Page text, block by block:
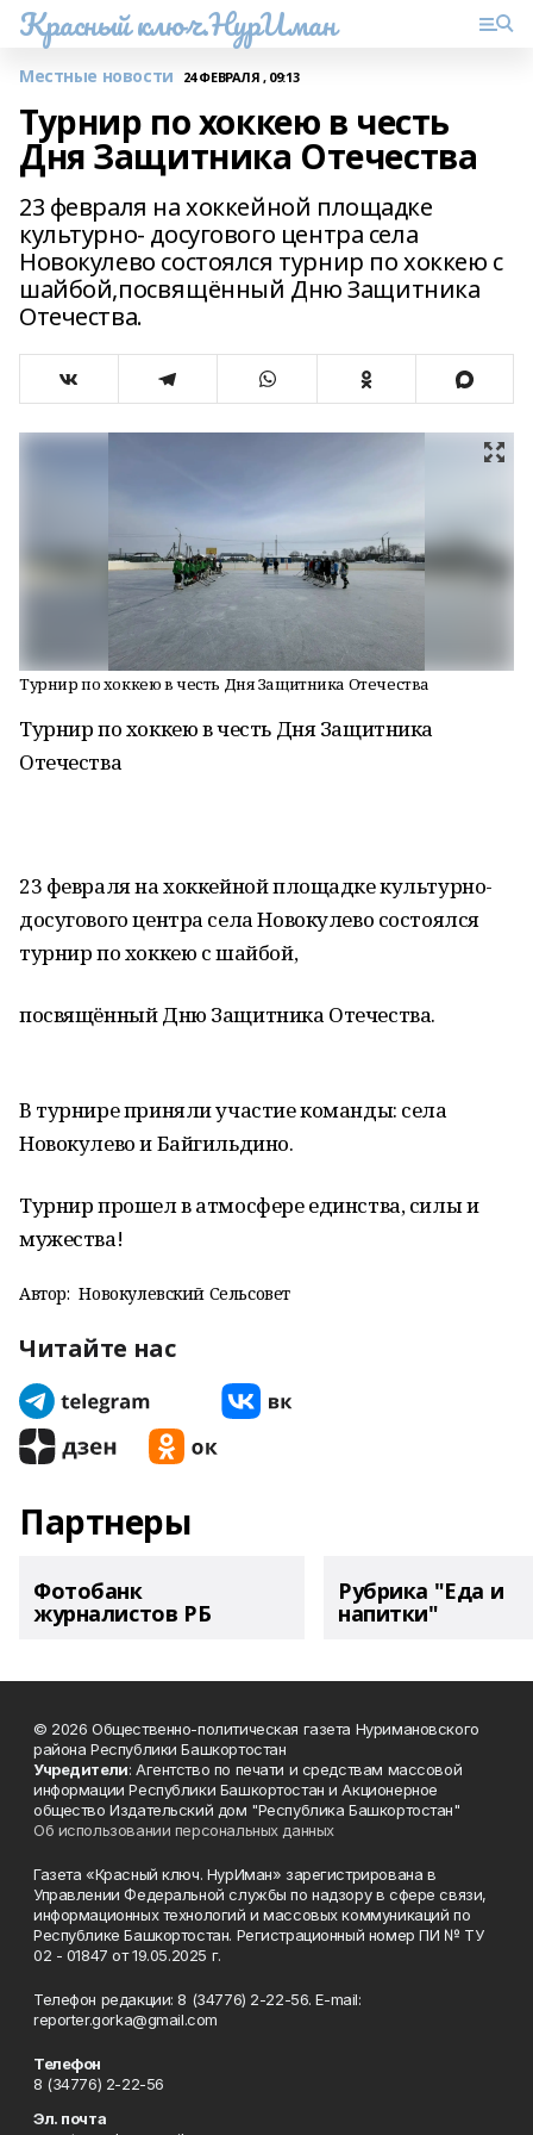
Красный ключ.НурИман
Местные новости 24 ФЕВРАЛЯ , 09:13
Турнир по хоккею в честь
Дня Защитника Отечества
23 февраля на хоккейной площадке
культурно- досугового центра села
Новокулево состоялся турнир по хоккею с
шайбой,посвящённый Дню Защитника
Отечества.
Турнир по хоккею в честь Дня Защитника Отечества
Турнир по хоккею в честь Дня Защитника
Отечества
23 февраля на хоккейной площадке культурно-
досугового центра села Новокулево состоялся
турнир по хоккею с шайбой,
посвящённый Дню Защитника Отечества.
В турнире приняли участие команды: села
Новокулево и Байгильдино.
Турнир прошел в атмосфере единства, силы и
мужества!
Автор: Новокулевский Сельсовет
Читайте нас
Партнеры
Фотобанк
журналистов РБ
Рубрика "Еда и
напитки"
© 2026 Общественно-политическая газета Нуримановского
района Республики Башкортостан
Учредители: Агентство по печати и средствам массовой
информации Республики Башкортостан и Акционерное
общество Издательский дом "Республика Башкортостан"
Об использовании персональных данных
Газета «Красный ключ. НурИман» зарегистрирована в
Управлении Федеральной службы по надзору в сфере связи,
информационных технологий и массовых коммуникаций по
Республике Башкортостан. Регистрационный номер ПИ № ТУ
02 - 01847 от 19.05.2025 г.
Телефон редакции: 8 (34776) 2-22-56. E-mail:
reporter.gorka@gmail.com
Телефон
8 (34776) 2-22-56
Эл. почта